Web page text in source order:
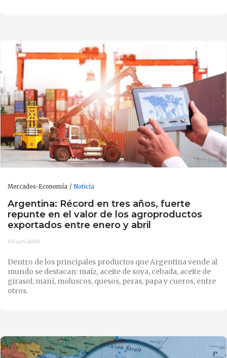
Mercados-Economía Noticia
Argentina: Récord en tres años, fuerte
repunte en el valor de los agroproductos
exportados entre enero y abril
03-jun-2025
Dentro de los principales productos que Argentina vende al
mundo se destacan: maíz, aceite de soya, cebada, aceite de
girasol, maní, moluscos, quesos, peras, papa y cueros, entre
otros.